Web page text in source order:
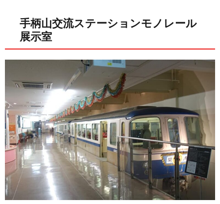
手柄山交流ステーションモノレール
展示室